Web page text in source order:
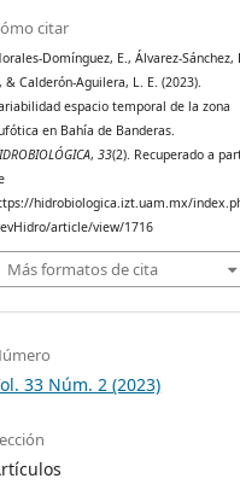
citar
Domínguez, E., Álvarez-Sánchez, L.
& Calderón-Aguilera, L. E. (2023).
espacio temporal de la zona
en Bahía de Banderas.
,33(2). Recuperado a
hidrobiologica.izt.uam.mx/
article/view/1716
Más formatos de cita
33 Núm. 2 (2023)